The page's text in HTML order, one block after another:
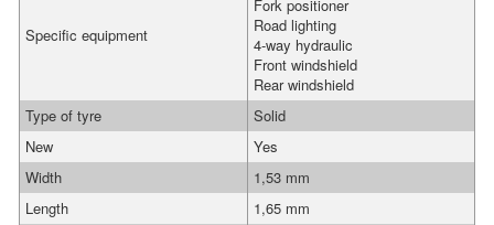
Specific equipment
Fork positioner
Road lighting
4-way hydraulic
Front windshield
Rear windshield
Type of tyre
Solid
New
Yes
Width
1,53 mm
Length
1,65 mm